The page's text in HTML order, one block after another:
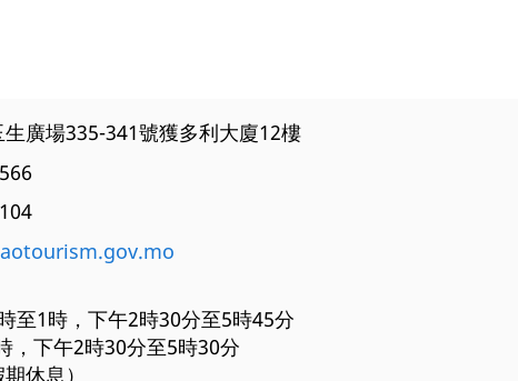
廣場335-341號獲多利大廈12樓
至1時，下午2時30分至5時45分
，下午2時30分至5時30分
休息）